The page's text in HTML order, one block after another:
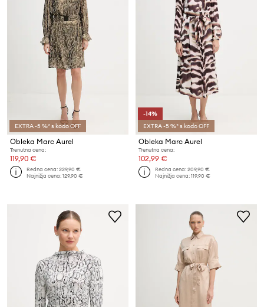
EXTRA -5 %* s kodo OFF
Obleka Marc Aurel
Trenutna cena:
119,90 €
Redna cena:229,90 €
Najnižja cena:129,90 €
-14%
EXTRA -5 %* s kodo OFF
Obleka Marc Aurel
Trenutna cena:
102,99 €
Redna cena:209,90 €
Najnižja cena:119,90 €